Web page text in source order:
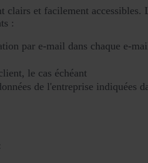
et facilement
:
par e-mail dans chaque e-
le cas échéant
de l'entreprise indiquées